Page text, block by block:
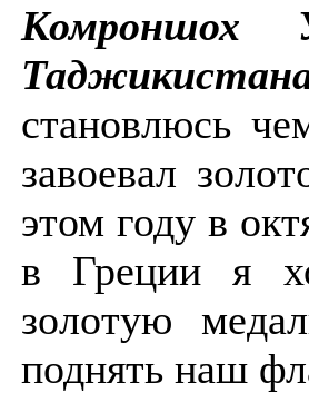
Комроншох
становлюсь
завоевал
этом году в
в Греции я
золотую
поднять наш